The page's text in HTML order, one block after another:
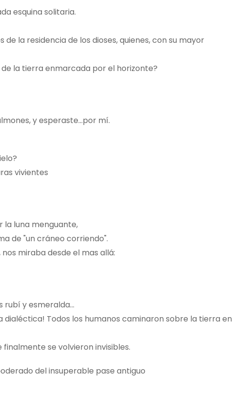
esquina solitaria.
la residencia de los dioses, quienes, con su mayor
la tierra enmarcada por el horizonte?
y esperaste…por mí.
vivientes
la luna menguante,
de "un cráneo corriendo".
miraba desde el mas allá:
rubí y esmeralda…
dialéctica! Todos los humanos caminaron sobre la tierra en
se volvieron invisibles.
del insuperable pase antiguo